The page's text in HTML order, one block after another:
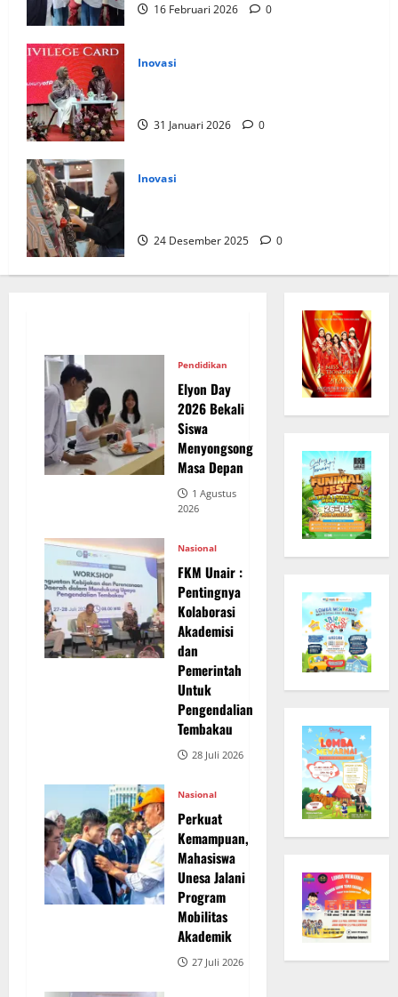
16 Februari 2026 0
Inovasi
31 Januari 2026 0
Inovasi
24 Desember 2025 0
Pendidikan
Elyon Day
2026 Bekali
Siswa
Menyongsong
Masa Depan
1 Agustus
2026
Nasional
FKM Unair :
Pentingnya
Kolaborasi
Akademisi
dan
Pemerintah
Untuk
Pengendalian
Tembakau
28 Juli 2026
Nasional
Perkuat
Kemampuan,
Mahasiswa
Unesa Jalani
Program
Mobilitas
Akademik
27 Juli 2026